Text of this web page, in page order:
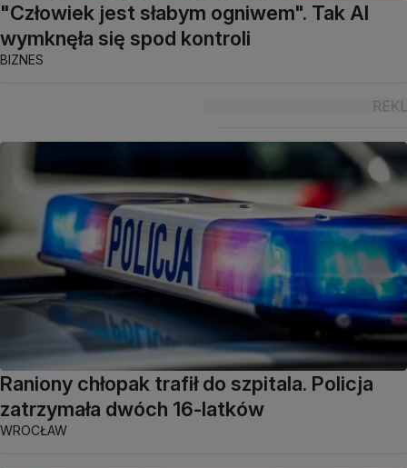
"Człowiek jest słabym ogniwem". Tak AI
wymknęła się spod kontroli
BIZNES
Raniony chłopak trafił do szpitala. Policja
zatrzymała dwóch 16-latków
WROCŁAW